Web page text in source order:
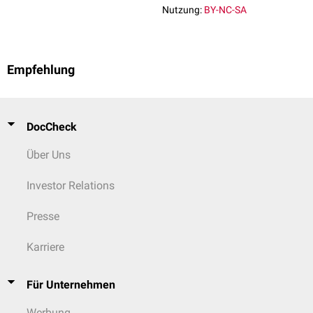
Nutzung: BY-NC-SA
Empfehlung
DocCheck
Über Uns
Investor Relations
Presse
Karriere
Für Unternehmen